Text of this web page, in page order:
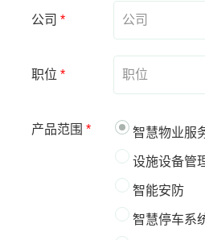
公司*
职位*
产品范围* 智慧物业服
设施设备管
智能安防
智慧停车系